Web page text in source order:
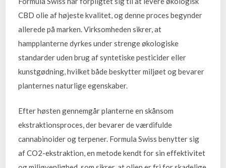
CBD olie af højeste kvalitet, og denne proces begynder
allerede på marken. Virksomheden sikrer, at
hampplanterne dyrkes under strenge økologiske
standarder uden brug af syntetiske pesticider eller
kunstgødning, hvilket både beskytter miljøet og bevarer
planternes naturlige egenskaber.
Efter høsten gennemgår planterne en skånsom
ekstraktionsproces, der bevarer de værdifulde
cannabinoider og terpener. Formula Swiss benytter sig
af CO2-ekstraktion, en metode kendt for sin effektivitet